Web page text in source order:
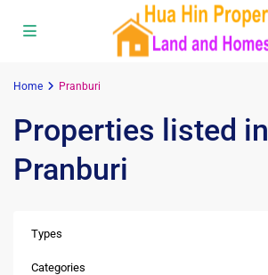
Home Pranburi
Properties listed in
Pranburi
Types
Categories